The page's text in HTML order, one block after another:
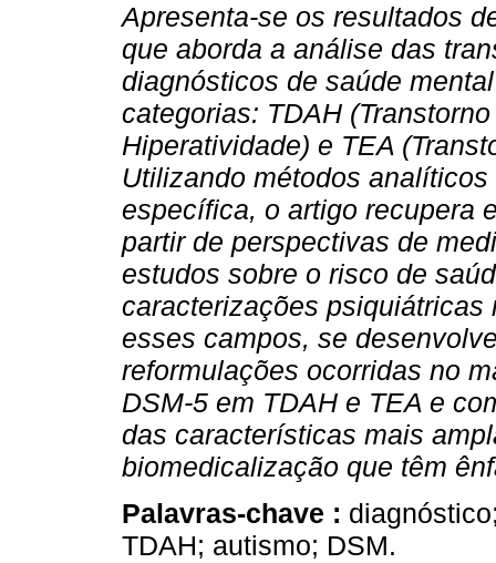
Apresenta-se os resultados
que aborda a análise das
diagnósticos de saúde
categorias: TDAH
Hiperatividade) e TEA
Utilizando métodos
específica, o artigo recupera
partir de perspectivas de
estudos sobre o risco de
caracterizações psiquiátricas
esses campos, se
reformulações ocorridas no
DSM-5 em TDAH e TEA e
das características mais
biomedicalização que têm
Palavras-chave :
TDAH; autismo; DSM.